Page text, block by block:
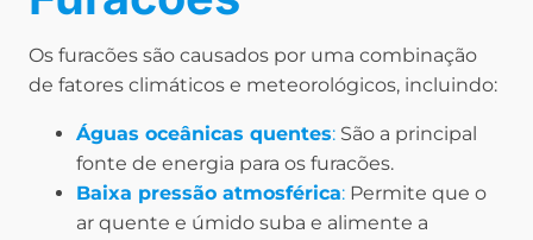
Os furacões são causados por uma combinação
de fatores climáticos e meteorológicos, incluindo:
Águas oceânicas quentes: São a principal
fonte de energia para os furacões.
Baixa pressão atmosférica: Permite que o
ar quente e úmido suba e alimente a